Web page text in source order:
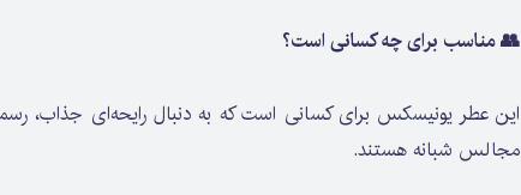
👥 مناسب برای چه کسانی است؟
این عطر یونیسکس برای کسانی است که به دنبال رایحه‌ای جذاب،
مجالس شبانه هستند.